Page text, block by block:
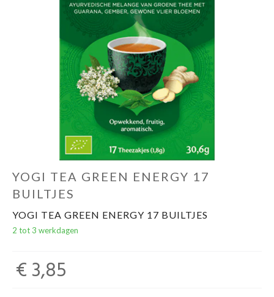
Evenementen
YOGI TEA GREEN ENERGY 17
BUILTJES
YOGI TEA GREEN ENERGY 17 BUILTJES
2 tot 3 werkdagen
€ 3,85